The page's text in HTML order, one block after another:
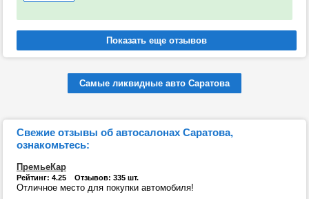
Самые ликвидные авто Саратова
Свежие отзывы об автосалонах Саратова,
ознакомьтесь:
ПремьеКар
Рейтинг: 4.25 Отзывов: 335 шт.
Отличное место для покупки автомобиля!